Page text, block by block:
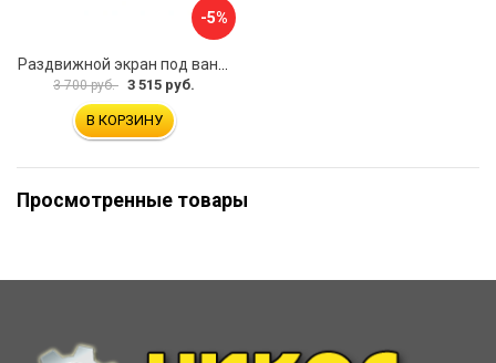
-5%
3 700 руб. 3 515 руб.
В КОРЗИНУ
Просмотренные товары